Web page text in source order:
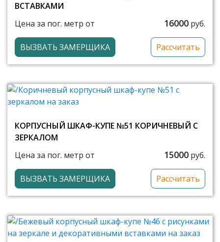
ВСТАВКАМИ
Цена за пог. метр от
16000 руб.
ВЫЗВАТЬ ЗАМЕРЩИКА Рассчитать
КОРПУСНЫЙ ШКАФ-КУПЕ №51 КОРИЧНЕВЫЙ С
ЗЕРКАЛОМ
Цена за пог. метр от
15000 руб.
ВЫЗВАТЬ ЗАМЕРЩИКА Рассчитать